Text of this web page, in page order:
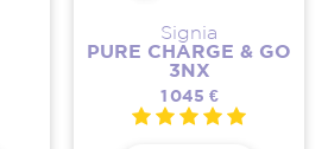
Signia
PURE CHARGE & GO
3NX
1 045 €